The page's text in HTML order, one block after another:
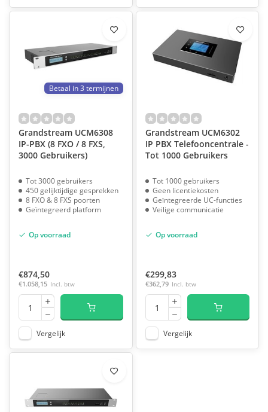
Betaal in 3 termijnen
Grandstream UCM6308
IP-PBX (8 FXO / 8 FXS,
3000 Gebruikers)
Tot 3000 gebruikers
450 gelijktijdige gesprekken
8 FXO & 8 FXS poorten
Geïntegreerd platform
Op voorraad
€874,50
€1.058,15 Incl. btw
Vergelijk
Grandstream UCM6302
IP PBX Telefooncentrale -
Tot 1000 Gebruikers
Tot 1000 gebruikers
Geen licentiekosten
Geïntegreerde UC-functies
Veilige communicatie
Op voorraad
€299,83
€362,79 Incl. btw
Vergelijk